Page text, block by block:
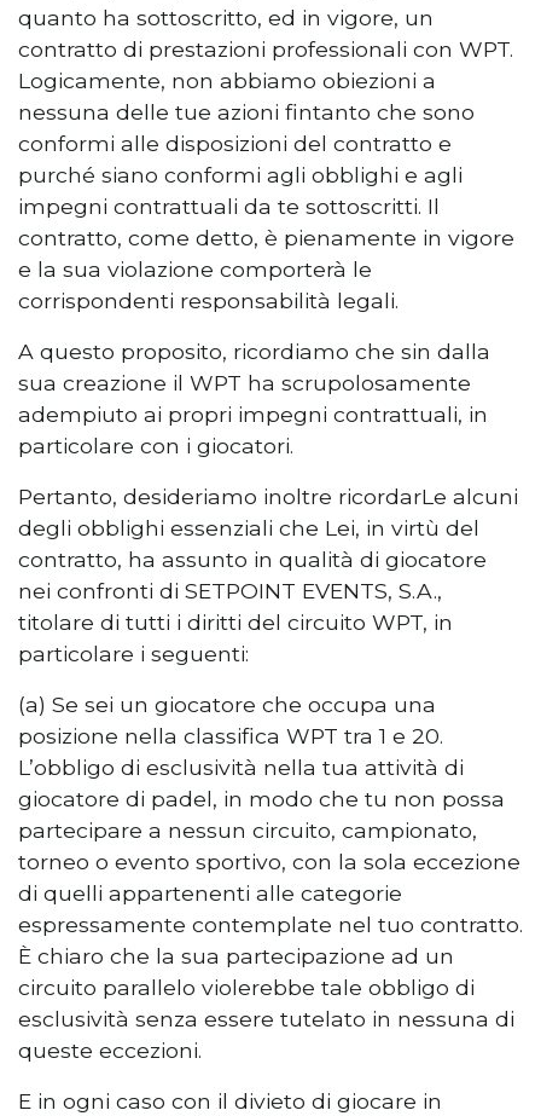
quanto ha sottoscritto, ed in vigore, un
contratto di prestazioni professionali con WPT.
Logicamente, non abbiamo obiezioni a
nessuna delle tue azioni fintanto che sono
conformi alle disposizioni del contratto e
purché siano conformi agli obblighi e agli
impegni contrattuali da te sottoscritti. Il
contratto, come detto, è pienamente in vigore
e la sua violazione comporterà le
corrispondenti responsabilità legali.
A questo proposito, ricordiamo che sin dalla
sua creazione il WPT ha scrupolosamente
adempiuto ai propri impegni contrattuali, in
particolare con i giocatori.
Pertanto, desideriamo inoltre ricordarLe alcuni
degli obblighi essenziali che Lei, in virtù del
contratto, ha assunto in qualità di giocatore
nei confronti di SETPOINT EVENTS, S.A.,
titolare di tutti i diritti del circuito WPT, in
particolare i seguenti:
(a) Se sei un giocatore che occupa una
posizione nella classifica WPT tra 1 e 20.
L’obbligo di esclusività nella tua attività di
giocatore di padel, in modo che tu non possa
partecipare a nessun circuito, campionato,
torneo o evento sportivo, con la sola eccezione
di quelli appartenenti alle categorie
espressamente contemplate nel tuo contratto.
È chiaro che la sua partecipazione ad un
circuito parallelo violerebbe tale obbligo di
esclusività senza essere tutelato in nessuna di
queste eccezioni.
E in ogni caso con il divieto di giocare in